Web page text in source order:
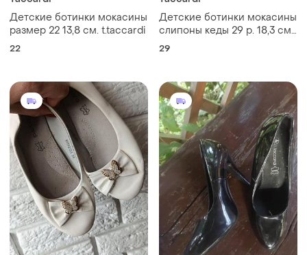
Детские ботинки мокасины
размер 22 13,8 см. t.taccardi
22
Детские ботинки мокасины
слипоны кеды 29 р. 18,3 см,
красивые и удобные
29